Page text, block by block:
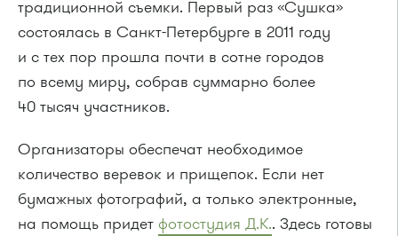
традиционной съемки. Первый раз «Сушка»
состоялась в Санкт-Петербурге в 2011 году
и с тех пор прошла почти в сотне городов
по всему миру, собрав суммарно более
40 тысяч участников.
Организаторы обеспечат необходимое
количество веревок и прищепок. Если нет
бумажных фотографий, а только электронные,
на помощь придет фотостудия Д.К.. Здесь готовы